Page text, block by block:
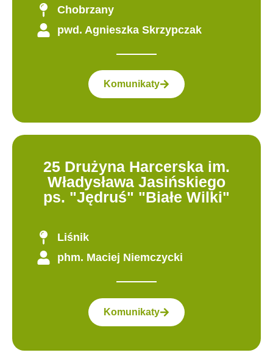
Chobrzany
pwd. Agnieszka Skrzypczak
Komunikaty
25 Drużyna Harcerska im.
Władysława Jasińskiego
ps. "Jędruś" "Białe Wilki"
Liśnik
phm. Maciej Niemczycki
Komunikaty